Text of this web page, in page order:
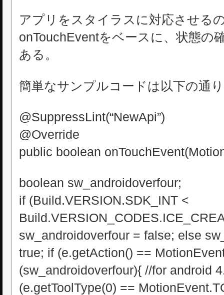
アプリをスタイラスに対応させる
onTouchEventをベースに、状態の
ある。
簡単なサンプルコードは以下の通
@SuppressLint(“NewApi”)
@Override
public boolean
boolean sw_androidoverfour;
if (Build.VERSION.SDK_INT <
sw_androidoverfour = false; else
true; if (e.getAction() ==
(sw_androidoverfour){ //for android
(e.getToolType(0) ==